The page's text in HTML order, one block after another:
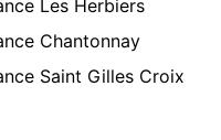
Les Herbiers
Chantonnay
Saint Gilles Croix